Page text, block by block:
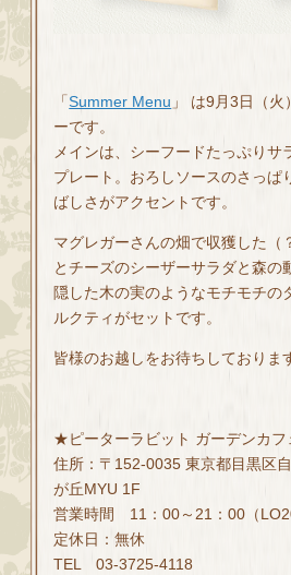
「Summer Menu 」 は9月3日（火
ーです。
メインは、シーフードたっぷりサ
プレート。おろしソースのさっぱ
ばしさがアクセントです。
マグレガーさんの畑で収獲した（
とチーズのシーザーサラダと森の
隠した木の実のようなモチモチの
ルクティがセットです。
皆様のお越しをお待ちしておりま
★ピーターラビット ガーデンカフ
住所：〒152-0035 東京都目黒区
が丘MYU 1F
営業時間 11：00～21：00（
定休日：無休
TEL 03-3725-4118